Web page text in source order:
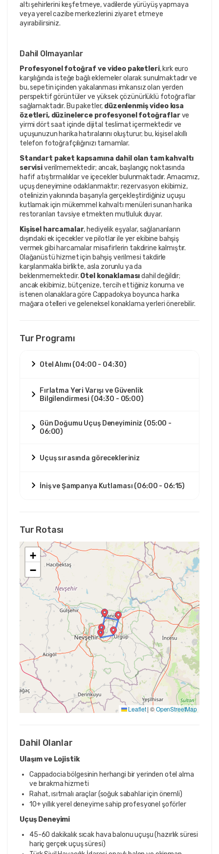
altı şehirlerini keşfetmeye, vadilerde yürüyüş yapmaya
veya yerel cazibe merkezlerini ziyaret etmeye
ayırabilirsiniz.
Dahil Olmayanlar
Profesyonel fotoğraf ve video paketleri, kırk euro
karşılığında isteğe bağlı eklemeler olarak sunulmaktadır ve
bu, sepetin içinden yakalanması imkansız olan yerden
perspektif görüntüler ve yüksek çözünürlüklü fotoğraflar
sağlamaktadır. Bu paketler, düzenlenmiş video kısa
özetleri, düzinelerce profesyonel fotoğraflarve
yirmi dört saat içinde dijital teslimat içermektedir ve
uçuşunuzun harika hatıralarını oluşturur; bu, kişisel akıllı
telefon fotoğrafçılığınızı tamamlar.
Standart paket kapsamına dahil olan tam kahvaltı
servisiverilmemektedir; ancak, başlangıç noktasında
hafif atıştırmalıklar ve içecekler bulunmaktadır. Amacımız,
uçuş deneyimine odaklanmaktır; rezervasyon ekibimiz,
otelinizin yakınında başarıyla gerçekleştirdiğiniz uçuşu
kutlamak için mükemmel kahvaltı menüleri sunan harika
restoranları tavsiye etmekten mutluluk duyar.
Kişisel harcamalar, hediyelik eşyalar, sağlananların
dışındaki ek içecekler ve pilotlar ile yer ekibine bahşiş
vermek gibi harcamalar misafirlerin takdirine kalmıştır.
Olağanüstü hizmet için bahşiş verilmesi takdirle
karşılanmakla birlikte, asla zorunlu ya da
beklenmemektedir. Otel konaklamasıdahil değildir;
ancak ekibimiz, bütçenize, tercih ettiğiniz konuma ve
istenen olanaklara göre Cappadokya boyunca harika
mağara otelleri ve geleneksel konaklama yerleri önerebilir.
Tur Programı
Otel Alımı (04:00 - 04:30)
Fırlatma Yeri Varışı ve Güvenlik
Bilgilendirmesi (04:30 - 05:00)
Gün Doğumu Uçuş Deneyiminiz (05:00 -
06:00)
Uçuş sırasında görecekleriniz
İniş ve Şampanya Kutlaması (06:00 - 06:15)
Tur Rotası
+
−
Leaflet | ©OpenStreetMap
Dahil Olanlar
Ulaşım ve Lojistik
Cappadocia bölgesinin herhangi bir yerinden otel alma
ve bırakma hizmeti
Rahat, ısıtmalı araçlar (soğuk sabahlar için önemli)
10+ yıllık yerel deneyime sahip profesyonel şoförler
Uçuş Deneyimi
45-60 dakikalık sıcak hava balonu uçuşu (hazırlık süresi
hariç gerçek uçuş süresi)